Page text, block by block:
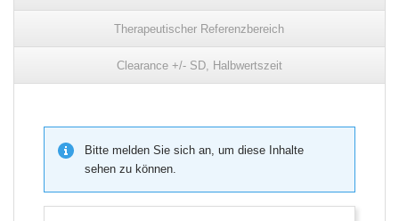
Therapeutischer Referenzbereich
Clearance +/- SD, Halbwertszeit
Bitte melden Sie sich an, um diese Inhalte
sehen zu können.